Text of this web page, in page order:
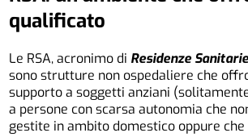
qualificato
Le RSA, acronimo di Residenze
sono strutture non ospedaliere che
supporto a soggetti anziani
a persone con scarsa autonomia che
gestite in ambito domestico oppure che